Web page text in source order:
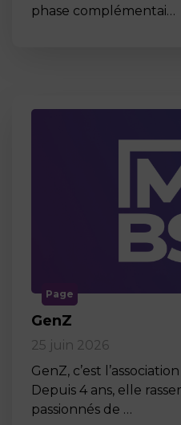
phase complémentai…
Page
GenZ
25 juin 2026
GenZ, c’est
Depuis 4 ans, elle
passionnés de …